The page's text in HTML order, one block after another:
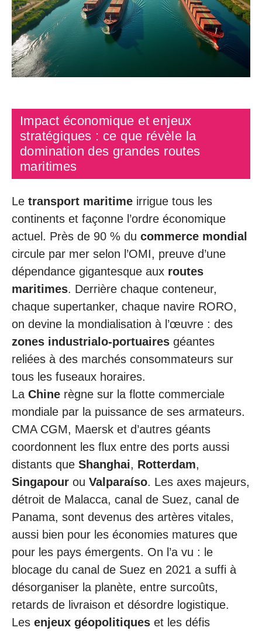
Impact économique et enjeux
stratégiques : ce que révèle la
domination des grandes routes
maritimes
Le transport maritime irrigue tous les
continents et façonne l’ordre économique
actuel. Près de 90 % du commerce mondial
circule par mer selon l’OMI, preuve d’une
dépendance gigantesque aux routes
maritimes. Derrière chaque conteneur,
chaque supertanker, chaque navire RORO,
on devine la mondialisation à l’œuvre : des
zones industrialo-portuaires géantes
reliées à des marchés consommateurs sur
tous les fuseaux horaires.
La Chine règne sur la flotte commerciale
mondiale par la puissance de ses armateurs.
CMA CGM, Maersk et d’autres géants
coordonnent les flux entre des ports aussi
distants que Shanghai, Rotterdam,
Singapour ou Valparaíso. Les axes majeurs,
détroit de Malacca, canal de Suez, canal de
Panama, sont devenus des artères vitales,
aussi bien pour les économies matures que
pour les pays émergents. On l’a vu : le
blocage du canal de Suez en 2021 a suffi à
désorganiser la planète, entre surcoûts,
retards de livraison et désordre logistique.
Les enjeux géopolitiques et les défis